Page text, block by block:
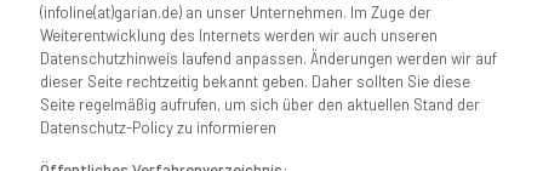
(infoline(at)garian.de) an unser Unternehmen. Im Zuge der
Weiterentwicklung des Internets werden wir auch unseren
Datenschutzhinweis laufend anpassen. Änderungen werden wir auf
dieser Seite rechtzeitig bekannt geben. Daher sollten Sie diese
Seite regelmäßig aufrufen, um sich über den aktuellen Stand der
Datenschutz-Policy zu informieren